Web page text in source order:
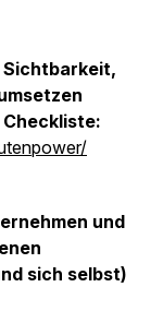
Sichtbarkeit,
Checkliste:
und
sich selbst)